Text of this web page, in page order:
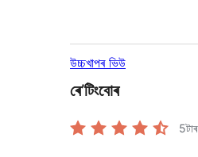
উচ্চখাপৰ ভিউ
ৰে’টিংবোৰ